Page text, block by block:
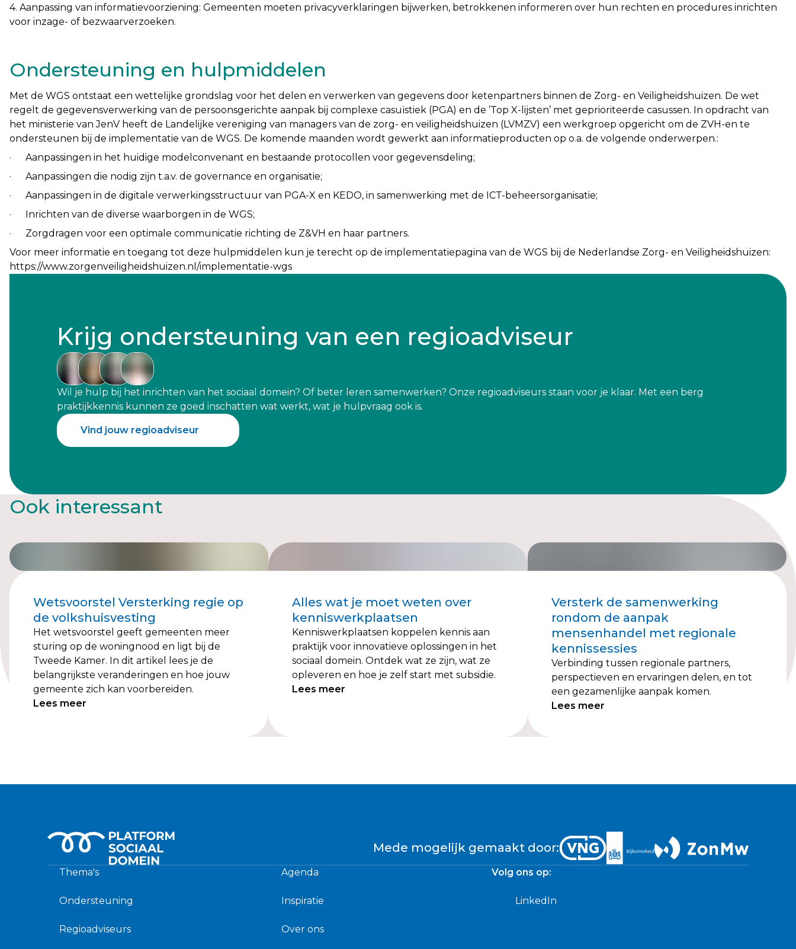
4. Aanpassing van informatievoorziening: Gemeenten moeten privacyverklaringen bijwerken, betrokkenen informeren over hun rechten en procedures inrichten
voor inzage- of bezwaarverzoeken.
Ondersteuning en hulpmiddelen
Met de WGS ontstaat een wettelijke grondslag voor het delen en verwerken van gegevens door ketenpartners binnen de Zorg- en Veiligheidshuizen. De wet
regelt de gegevensverwerking van de persoonsgerichte aanpak bij complexe casuïstiek (PGA) en de ’Top X-lijsten’ met geprioriteerde casussen. In opdracht van
het ministerie van JenV heeft de Landelijke vereniging van managers van de zorg- en veiligheidshuizen (LVMZV) een werkgroep opgericht om de ZVH-en te
ondersteunen bij de implementatie van de WGS. De komende maanden wordt gewerkt aan informatieproducten op o.a. de volgende onderwerpen.:
· Aanpassingen in het huidige modelconvenant en bestaande protocollen voor gegevensdeling;
· Aanpassingen die nodig zijn t.a.v. de governance en organisatie;
· Aanpassingen in de digitale verwerkingsstructuur van PGA-X en KEDO, in samenwerking met de ICT-beheersorganisatie;
· Inrichten van de diverse waarborgen in de WGS;
· Zorgdragen voor een optimale communicatie richting de Z&VH en haar partners.
Voor meer informatie en toegang tot deze hulpmiddelen kun je terecht op de implementatiepagina van de WGS bij de Nederlandse Zorg- en Veiligheidshuizen:
https://www.zorgenveiligheidshuizen.nl/implementatie-wgs
Krijg ondersteuning van een regioadviseur
Wil je hulp bij het inrichten van het sociaal domein? Of beter leren samenwerken? Onze regioadviseurs staan voor je klaar. Met een berg
praktijkkennis kunnen ze goed inschatten wat werkt, wat je hulpvraag ook is.
Vind jouw regioadviseur
Ook interessant
Wetsvoorstel Versterking regie op
de volkshuisvesting
Het wetsvoorstel geeft gemeenten meer
sturing op de woningnood en ligt bij de
Tweede Kamer. In dit artikel lees je de
belangrijkste veranderingen en hoe jouw
gemeente zich kan voorbereiden.
Lees meer
Alles wat je moet weten over
kenniswerkplaatsen
Kenniswerkplaatsen koppelen kennis aan
praktijk voor innovatieve oplossingen in het
sociaal domein. Ontdek wat ze zijn, wat ze
opleveren en hoe je zelf start met subsidie.
Lees meer
Versterk de samenwerking
rondom de aanpak
mensenhandel met regionale
kennissessies
Verbinding tussen regionale partners,
perspectieven en ervaringen delen, en tot
een gezamenlijke aanpak komen.
Lees meer
Thema's Agenda
Ondersteuning Inspiratie
Regioadviseurs Over ons
Volg ons op:
LinkedIn
Mede mogelijk gemaakt door: